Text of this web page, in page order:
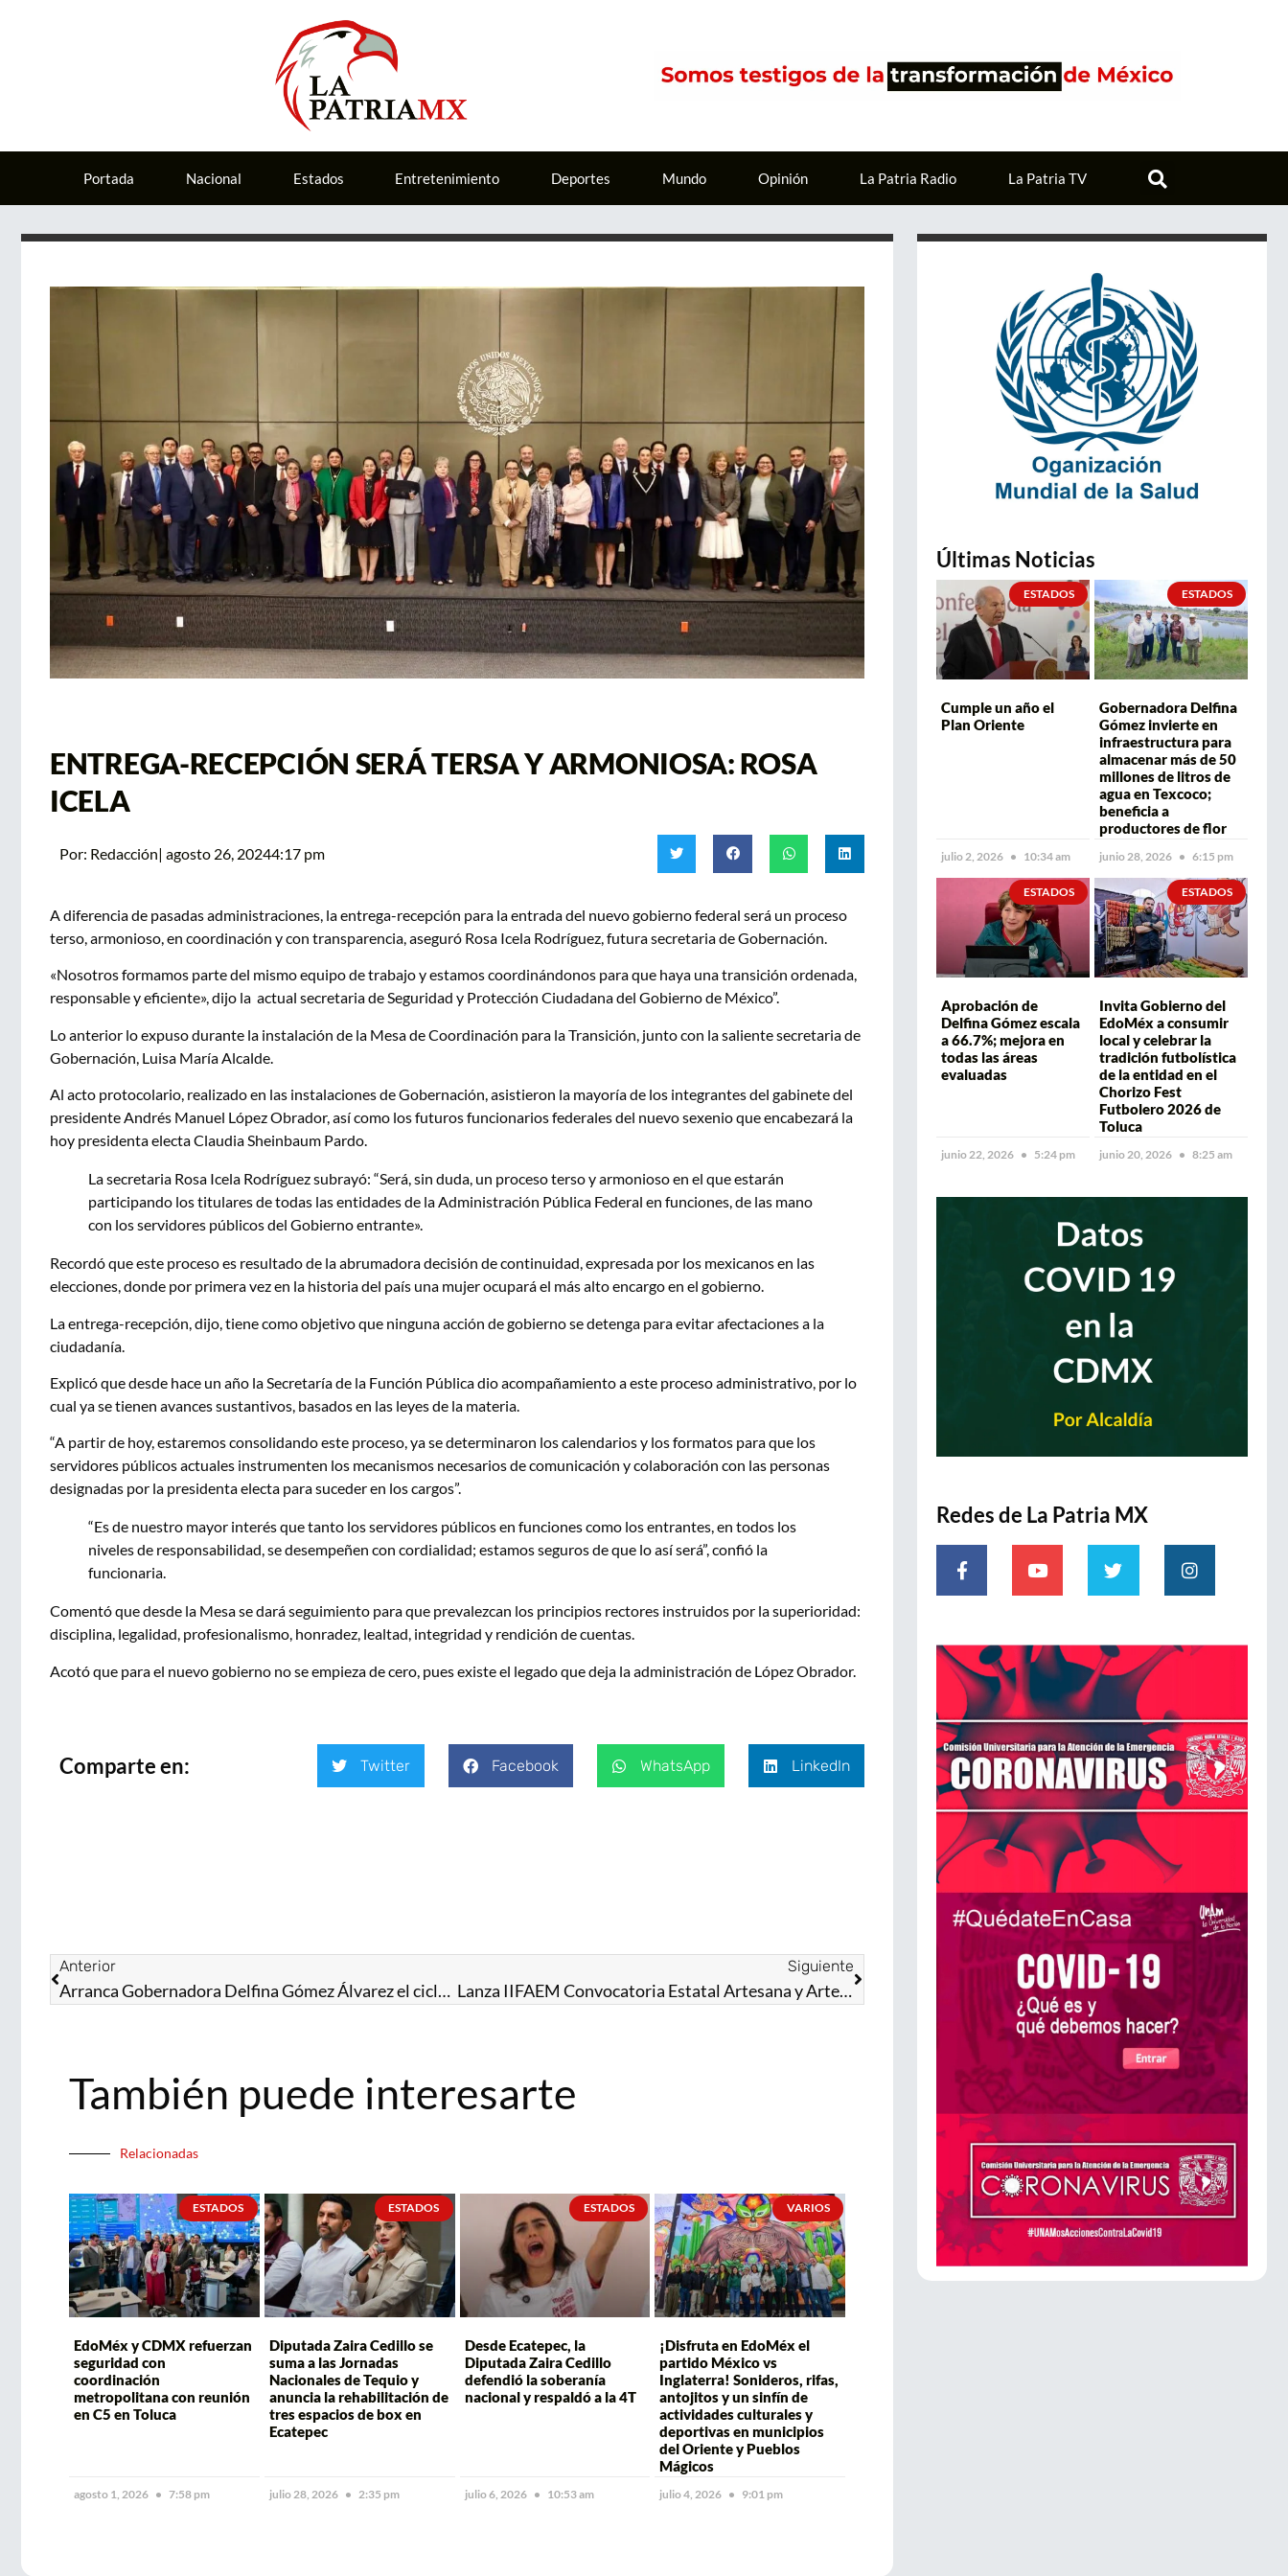
Portada Nacional Estados Entretenimiento Deportes Mundo Opinión La Patria Radio La Patria TV
ENTREGA-RECEPCIÓN SERÁ TERSA Y ARMONIOSA: ROSA
ICELA
Por: Redacción| agosto 26, 20244:17 pm
A diferencia de pasadas administraciones, la entrega-recepción para la entrada del nuevo gobierno federal será un proceso
terso, armonioso, en coordinación y con transparencia, aseguró Rosa Icela Rodríguez, futura secretaria de Gobernación.
«Nosotros formamos parte del mismo equipo de trabajo y estamos coordinándonos para que haya una transición ordenada,
responsable y eficiente», dijo la actual secretaria de Seguridad y Protección Ciudadana del Gobierno de México”.
Lo anterior lo expuso durante la instalación de la Mesa de Coordinación para la Transición, junto con la saliente secretaria de
Gobernación, Luisa María Alcalde.
Al acto protocolario, realizado en las instalaciones de Gobernación, asistieron la mayoría de los integrantes del gabinete del
presidente Andrés Manuel López Obrador, así como los futuros funcionarios federales del nuevo sexenio que encabezará la
hoy presidenta electa Claudia Sheinbaum Pardo.
La secretaria Rosa Icela Rodríguez subrayó: “Será, sin duda, un proceso terso y armonioso en el que estarán
participando los titulares de todas las entidades de la Administración Pública Federal en funciones, de las mano
con los servidores públicos del Gobierno entrante».
Recordó que este proceso es resultado de la abrumadora decisión de continuidad, expresada por los mexicanos en las
elecciones, donde por primera vez en la historia del país una mujer ocupará el más alto encargo en el gobierno.
La entrega-recepción, dijo, tiene como objetivo que ninguna acción de gobierno se detenga para evitar afectaciones a la
ciudadanía.
Explicó que desde hace un año la Secretaría de la Función Pública dio acompañamiento a este proceso administrativo, por lo
cual ya se tienen avances sustantivos, basados en las leyes de la materia.
“A partir de hoy, estaremos consolidando este proceso, ya se determinaron los calendarios y los formatos para que los
servidores públicos actuales instrumenten los mecanismos necesarios de comunicación y colaboración con las personas
designadas por la presidenta electa para suceder en los cargos”.
“Es de nuestro mayor interés que tanto los servidores públicos en funciones como los entrantes, en todos los
niveles de responsabilidad, se desempeñen con cordialidad; estamos seguros de que lo así será”, confió la
funcionaria.
Comentó que desde la Mesa se dará seguimiento para que prevalezcan los principios rectores instruidos por la superioridad:
disciplina, legalidad, profesionalismo, honradez, lealtad, integridad y rendición de cuentas.
Acotó que para el nuevo gobierno no se empieza de cero, pues existe el legado que deja la administración de López Obrador.
Comparte en: Twitter Facebook WhatsApp LinkedIn
Anterior
Arranca Gobernadora Delfina Gómez Álvarez el ciclo escolar 2024-2025 con entrega de Libros de Texto Gratuitos y Útiles Escolares para el Bienestar
Siguiente
Lanza IIFAEM Convocatoria Estatal Artesana y Artesano Mexiquense “Vida y Obra 2024”
También puede interesarte
Relacionadas
ESTADOS
EdoMéx y CDMX refuerzan
seguridad con
coordinación
metropolitana con reunión
en C5 en Toluca
agosto 1, 2026 7:58 pm
ESTADOS
Diputada Zaira Cedillo se
suma a las Jornadas
Nacionales de Tequio y
anuncia la rehabilitación de
tres espacios de box en
Ecatepec
julio 28, 2026 2:35 pm
ESTADOS
Desde Ecatepec, la
Diputada Zaira Cedillo
defendió la soberanía
nacional y respaldó a la 4T
julio 6, 2026 10:53 am
VARIOS
¡Disfruta en EdoMéx el
partido México vs
Inglaterra! Sonideros, rifas,
antojitos y un sinfín de
actividades culturales y
deportivas en municipios
del Oriente y Pueblos
Mágicos
julio 4, 2026 9:01 pm
Últimas Noticias
ESTADOS
Cumple un año el
Plan Oriente
julio 2, 2026 10:34 am
ESTADOS
Gobernadora Delfina
Gómez invierte en
infraestructura para
almacenar más de 50
millones de litros de
agua en Texcoco;
beneficia a
productores de flor
junio 28, 2026 6:15 pm
ESTADOS
Aprobación de
Delfina Gómez escala
a 66.7%; mejora en
todas las áreas
evaluadas
junio 22, 2026 5:24 pm
ESTADOS
Invita Gobierno del
EdoMéx a consumir
local y celebrar la
tradición futbolística
de la entidad en el
Chorizo Fest
Futbolero 2026 de
Toluca
junio 20, 2026 8:25 am
Redes de La Patria MX